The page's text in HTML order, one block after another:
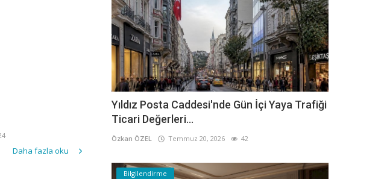
Daha fazla oku
Yıldız Posta Caddesi'nde Gün İçi Yaya Trafiği
Ticari Değerleri...
Özkan ÖZEL Temmuz 20, 2026 42
Bilgilendirme